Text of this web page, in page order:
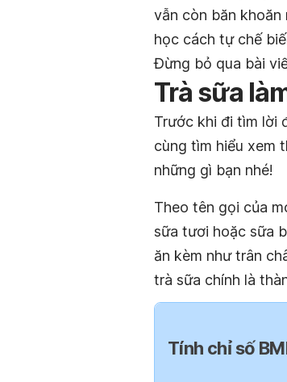
vẫn còn băn
học cách tự chế
Đừng bỏ qua bài
Trà sữa
Trước khi đi tìm lời
cùng tìm hiểu xem
những gì bạn nhé!
Theo tên gọi của
sữa tươi hoặc sữa
ăn kèm như trân
trà sữa chính là
Tính chỉ số